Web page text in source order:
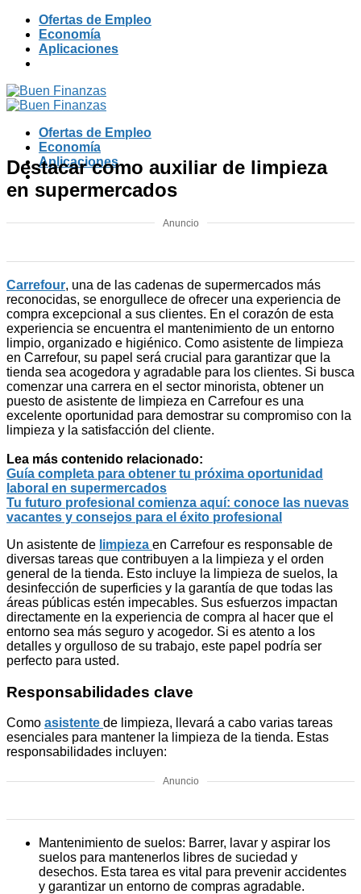
Skip
content
Ofertas de Empleo
Economía
Aplicaciones
Ofertas de Empleo
Economía
Aplicaciones
Destacar como auxiliar de limpieza
en supermercados
Anuncio
Carrefour, una de las cadenas de supermercados más
reconocidas, se enorgullece de ofrecer una experiencia de
compra excepcional a sus clientes. En el corazón de esta
experiencia se encuentra el mantenimiento de un entorno
limpio, organizado e higiénico. Como asistente de limpieza
en Carrefour, su papel será crucial para garantizar que la
tienda sea acogedora y agradable para los clientes. Si busca
comenzar una carrera en el sector minorista, obtener un
puesto de asistente de limpieza en Carrefour es una
excelente oportunidad para demostrar su compromiso con la
limpieza y la satisfacción del cliente.
Lea más contenido relacionado:
Guía completa para obtener tu próxima oportunidad
laboral en supermercados
Tu futuro profesional comienza aquí: conoce las nuevas
vacantes y consejos para el éxito profesional
Un asistente de limpieza en Carrefour es responsable de
diversas tareas que contribuyen a la limpieza y el orden
general de la tienda. Esto incluye la limpieza de suelos, la
desinfección de superficies y la garantía de que todas las
áreas públicas estén impecables. Sus esfuerzos impactan
directamente en la experiencia de compra al hacer que el
entorno sea más seguro y acogedor. Si es atento a los
detalles y orgulloso de su trabajo, este papel podría ser
perfecto para usted.
Responsabilidades clave
Como asistente de limpieza, llevará a cabo varias tareas
esenciales para mantener la limpieza de la tienda. Estas
responsabilidades incluyen:
Anuncio
Mantenimiento de suelos: Barrer, lavar y aspirar los
suelos para mantenerlos libres de suciedad y
desechos. Esta tarea es vital para prevenir accidentes
y garantizar un entorno de compras agradable.